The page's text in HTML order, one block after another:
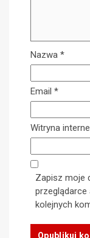
Nazwa *
Email *
Witryna
Zapisz moje
przeglądarce
kolejnych